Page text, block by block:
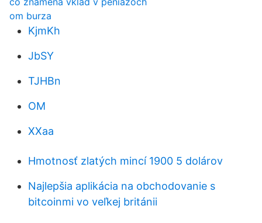
om burza
KjmKh
JbSY
TJHBn
OM
XXaa
Hmotnosť zlatých mincí 1900 5 dolárov
Najlepšia aplikácia na obchodovanie s
bitcoinmi vo veľkej británii